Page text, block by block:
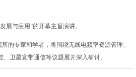
与应用”的开幕主旨演讲。
专家和学者，将围绕无线电频率资源管理、
卫星宽带通信等议题展开深入研讨。